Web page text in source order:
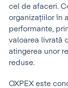
cel de afaceri.
organizațiilor în
performante,
valoarea livrată
atingerea unor
reduse.
OXPEX este